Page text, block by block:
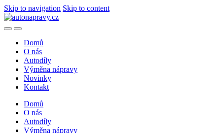
Skip to navigation Skip to content
Domů
O nás
Autodíly
Výměna nápravy
Novinky
Kontakt
Domů
O nás
Autodíly
Výměna nápravy